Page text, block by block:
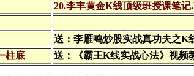
20.李丰黄金K线顶级班授课笔记
送：李雁鸣炒股实战真功夫之K
柱底
送：《霸王K线实战心法》视频